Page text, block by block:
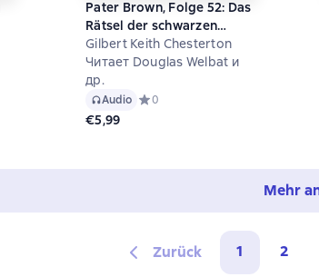
основе 0 оценок
Pater Brown, Folge 52: Das
Rätsel der schwarzen
Nonne
Gilbert Keith Chesterton
Читает Douglas Welbat и
др.
Audio Средний рейтинг 0 на основе 0
0
€5,99
Mehr
Zurück 1 2